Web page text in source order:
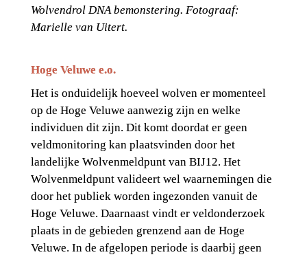
Wolvendrol DNA bemonstering. Fotograaf:
Marielle van Uitert.
Hoge Veluwe e.o.
Het is onduidelijk hoeveel wolven er momenteel
op de Hoge Veluwe aanwezig zijn en welke
individuen dit zijn. Dit komt doordat er geen
veldmonitoring kan plaatsvinden door het
landelijke Wolvenmeldpunt van BIJ12. Het
Wolvenmeldpunt valideert wel waarnemingen die
door het publiek worden ingezonden vanuit de
Hoge Veluwe. Daarnaast vindt er veldonderzoek
plaats in de gebieden grenzend aan de Hoge
Veluwe. In de afgelopen periode is daarbij geen